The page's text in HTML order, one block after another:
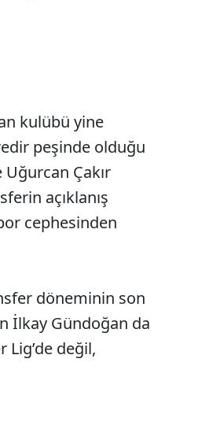
kulübü yine
peşinde olduğu
Çakır
açıklanış
cephesinden
döneminin son
İlkay Gündoğan da
Lig’de değil,